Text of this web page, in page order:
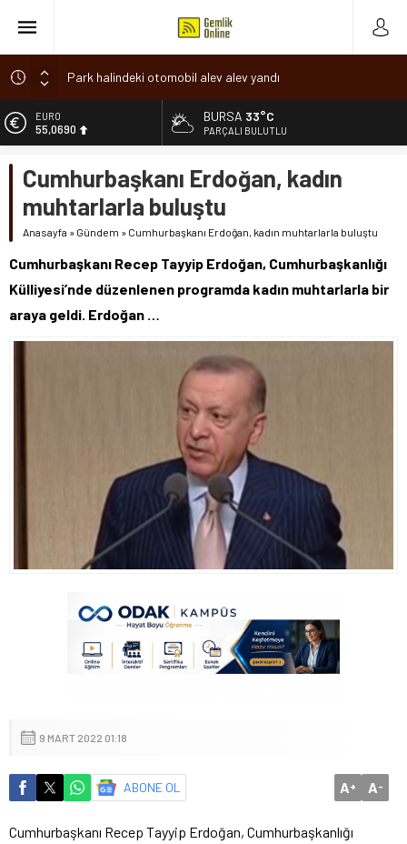
Park halindeki otomobil alev alev yandı
Osmangazi’de baharın müjdesi ‘Hıdırellez’ coşkuyla kutlandı
7 aylık hamileyken evden çıktı, sırra kadem bastı
Romanya’da Hıdırellez Coşkusu
ALTIN
6.525,39
13.788,73
DOLAR
47,5954
55,0690
BURSA 33°C
PARÇALI BULUTLU
Cumhurbaşkanı Erdoğan, kadın
muhtarlarla buluştu
Anasayfa » Gündem » Cumhurbaşkanı Erdoğan, kadın muhtarlarla buluştu
Cumhurbaşkanı Recep Tayyip Erdoğan, Cumhurbaşkanlığı
Külliyesi’nde düzenlenen programda kadın muhtarlarla bir
araya geldi. Erdoğan …
9 MART 2022 01:18
ABONE OL A+ A-
Cumhurbaşkanı Recep Tayyip Erdoğan, Cumhurbaşkanlığı